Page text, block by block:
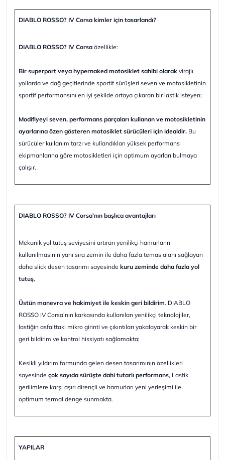
DIABLO ROSSO? IV Corsa kimler için tasarlandı?
DIABLO ROSSO? IV Corsa özellikle:
Bir superport veya hypernaked motosiklet sahibi olarak virajlı
yollarda ve dağ geçitlerinde sportif sürüşleri seven ve motosikletinin
sportif performansını en iyi şekilde ortaya çıkaran bir lastik isteyen;
Modifiyeyi seven, performans parçaları kullanan ve motosikletinin
ayarlarına özen gösteren motosiklet sürücüleri için idealdir. Bu
sürücüler kullanım tarzı ve kullandıkları yüksek performans
ekipmanlarına göre motosikletleri için optimum ayarları bulmaya
çalışır.
DIABLO ROSSO? IV Corsa'nın başlıca avantajları
Mekanik yol tutuş seviyesini artıran yenilikçi hamurların
kullanılmasının yanı sıra zemin ile daha fazla temas alanı sağlayan
daha slick desen tasarımı sayesinde kuru zeminde daha fazla yol
tutuş,
Üstün manevra ve hakimiyet ile keskin geri bildirim. DIABLO
ROSSO IV Corsa'nın karkasında kullanılan yenilikçi teknolojiler,
lastiğin asfalttaki mikro girinti ve çıkıntıları yakalayarak keskin bir
geri bildirim ve kontrol hissiyatı sağlamakta;
Kesikli yıldırım formunda gelen desen tasarımının özellikleri
sayesinde çok sayıda sürüşte dahi tutarlı performans, Lastik
gerilimlere karşı aşırı dirençli ve hamurları yeni yerleşimi ile
optimum termal denge sunmakta.
YAPILAR